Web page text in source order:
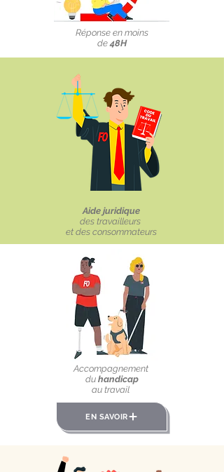
Réponse en moins
de48H
Aide juridique
des travailleurs
et des consommateurs
Accompagnement
du handicap
au travail
EN SAVOIR